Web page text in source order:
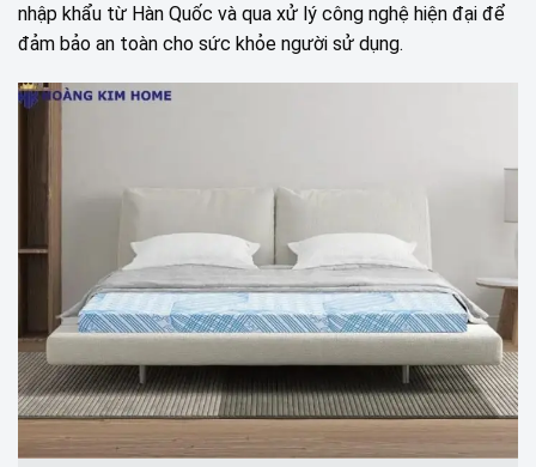
nhập khẩu từ Hàn Quốc và qua xử lý công nghệ hiện đại để
đảm bảo an toàn cho sức khỏe người sử dụng.